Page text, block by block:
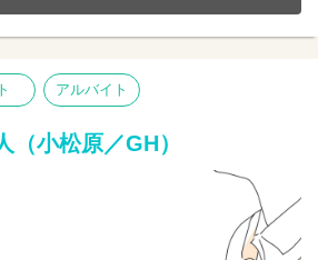
ト業務全般 ※無資格未経験者OK
のサポート
にサポートしますのでご安心ください
アルバイト
（小松原／GH）